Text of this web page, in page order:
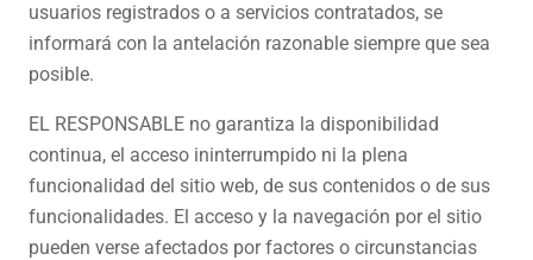
usuarios registrados o a servicios contratados, se
informará con la antelación razonable siempre que sea
posible.
EL RESPONSABLE no garantiza la disponibilidad
continua, el acceso ininterrumpido ni la plena
funcionalidad del sitio web, de sus contenidos o de sus
funcionalidades. El acceso y la navegación por el sitio
pueden verse afectados por factores o circunstancias